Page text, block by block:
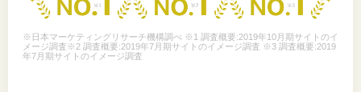
※日本マーケティングリサーチ機構調べ ※1 調査概要:2019年10月期サイトのイ
メージ調査※2 調査概要:2019年7月期サイトのイメージ調査 ※3 調査概要:2019
年7月期サイトのイメージ調査